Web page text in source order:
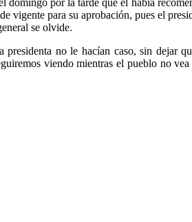
vigente para su aprobación, pues el
se olvide.
no le hacían caso, sin dejar
viendo mientras el pueblo no